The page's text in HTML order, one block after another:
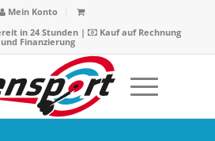
Mein Konto
in 24 Stunden |
Kauf auf Rechnung
und Finanzierung